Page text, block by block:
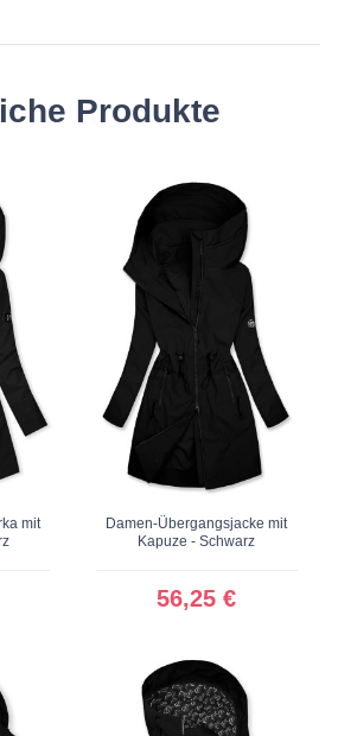
Produkte
mit
Damen-Übergangsjacke mit
Kapuze - Schwarz
56,25 €